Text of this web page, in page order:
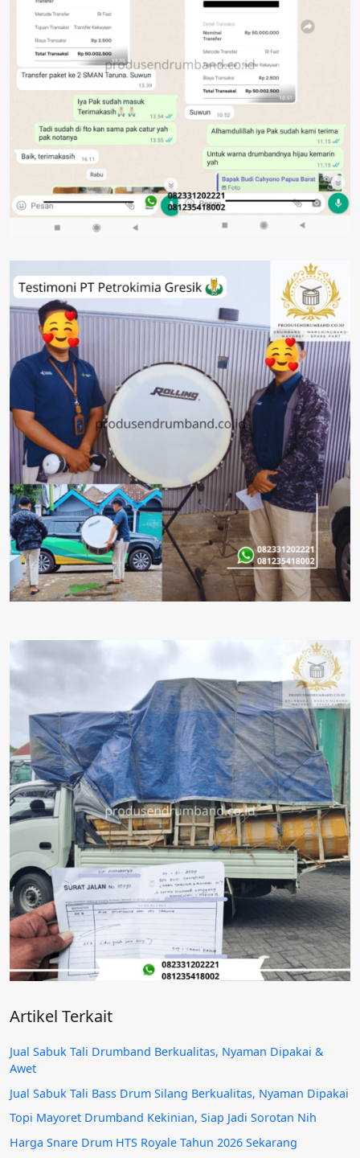
Artikel Terkait
Jual Sabuk Tali Drumband Berkualitas, Nyaman Dipakai &
Awet
Jual Sabuk Tali Bass Drum Silang Berkualitas, Nyaman Dipakai
Topi Mayoret Drumband Kekinian, Siap Jadi Sorotan Nih
Harga Snare Drum HTS Royale Tahun 2026 Sekarang